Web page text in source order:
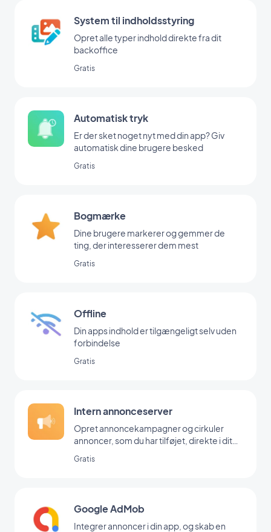
System til indholdsstyring
Opret alle typer indhold direkte fra dit
backoffice
Gratis
Automatisk tryk
Er der sket noget nyt med din app? Giv
automatisk dine brugere besked
Gratis
Bogmærke
Dine brugere markerer og gemmer de
ting, der interesserer dem mest
Gratis
Offline
Din apps indhold er tilgængeligt selv uden
forbindelse
Gratis
Intern annonceserver
Opret annoncekampagner og cirkuler
annoncer, som du har tilføjet, direkte i dit
Gratis
Google AdMob
Integrer annoncer i din app, og skab en